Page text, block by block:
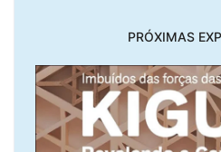
PRÓXIMAS